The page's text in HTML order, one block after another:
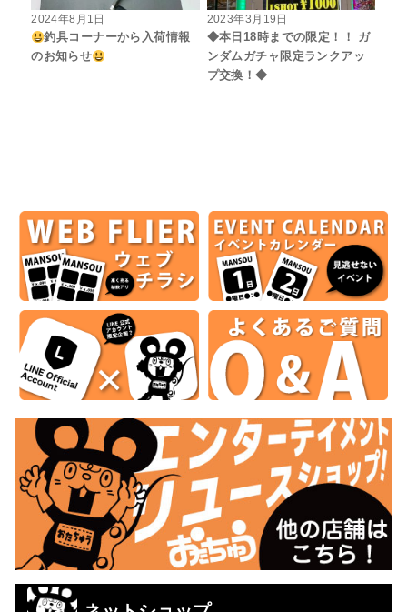
2024年8月1日
釣具コーナーから入荷情報
のお知らせ
2023年3月19日
◆本日18時までの限定！！ ガ
ンダムガチャ限定ランクアッ
プ交換！◆